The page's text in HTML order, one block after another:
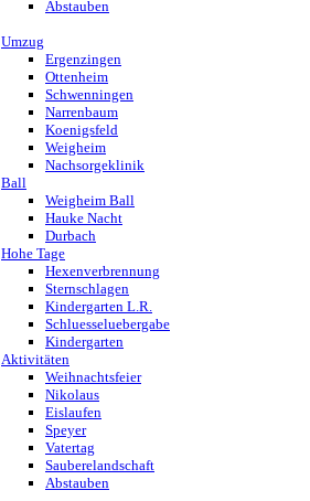
Abstauben
Umzug
Ergenzingen
Ottenheim
Schwenningen
Narrenbaum
Koenigsfeld
Weigheim
Nachsorgeklinik
Ball
Weigheim Ball
Hauke Nacht
Durbach
Hohe Tage
Hexenverbrennung
Sternschlagen
Kindergarten L.R.
Schluesseluebergabe
Kindergarten
Aktivitäten
Weihnachtsfeier
Nikolaus
Eislaufen
Speyer
Vatertag
Sauberelandschaft
Abstauben